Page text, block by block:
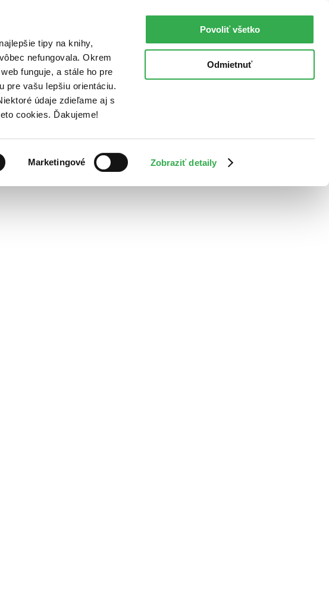
tipy na knihy,
nefungovala. Okrem
funguje, a stále ho pre
pre vašu lepšiu orientáciu.
údaje zdieľame aj s
cookies. Ďakujeme!
Marketingové Zobraziť detaily
Povoliť všetko
Odmietnuť